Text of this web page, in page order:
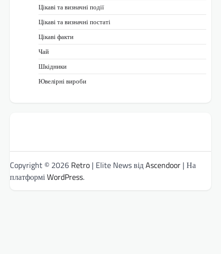
Цікаві та визначні події
Цікаві та визначні постаті
Цікаві факти
Чай
Шкідники
Ювелірні вироби
Copyright © 2026 Retro | Elite News відAscendoor | На
платформіWordPress.